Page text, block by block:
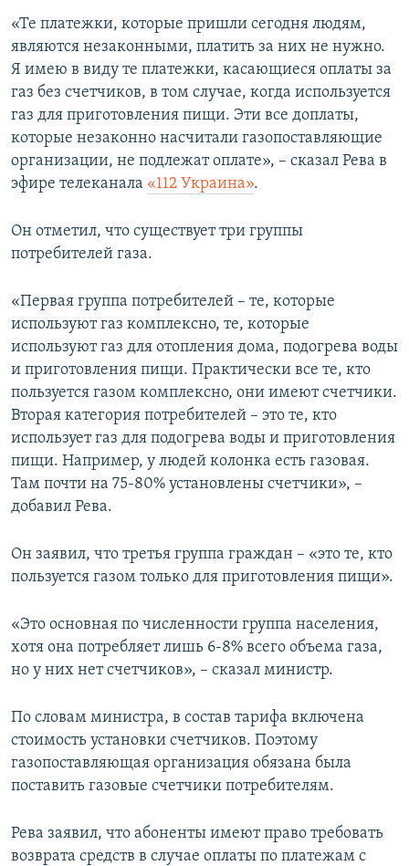
ПОБЕДИТЕЛЕЙ НЕ СУДЯТ?
КРЫМ.НЕПОКОРЕННЫЙ
УКРАИНСКАЯ ПРОБЛЕМА КРЫМА
Все сайты RFE/RL
«Те платежки, которые пришли сегодня людям,
являются незаконными, платить за них не нужно.
Я имею в виду те платежки, касающиеся оплаты за
газ без счетчиков, в том случае, когда используется
газ для приготовления пищи. Эти все доплаты,
которые незаконно насчитали газопоставляющие
организации, не подлежат оплате», – сказал Рева в
эфире телеканала «112 Украина».
Он отметил, что существует три группы
потребителей газа.
«Первая группа потребителей – те, которые
используют газ комплексно, те, которые
используют газ для отопления дома, подогрева воды
и приготовления пищи. Практически все те, кто
пользуется газом комплексно, они имеют счетчики.
Вторая категория потребителей – это те, кто
использует газ для подогрева воды и приготовления
пищи. Например, у людей колонка есть газовая.
Там почти на 75-80% установлены счетчики», –
добавил Рева.
Он заявил, что третья группа граждан – «это те, кто
пользуется газом только для приготовления пищи».
«Это основная по численности группа населения,
хотя она потребляет лишь 6-8% всего объема газа,
но у них нет счетчиков», – сказал министр.
По словам министра, в состав тарифа включена
стоимость установки счетчиков. Поэтому
газопоставляющая организация обязана была
поставить газовые счетчики потребителям.
Рева заявил, что абоненты имеют право требовать
возврата средств в случае оплаты по платежам с